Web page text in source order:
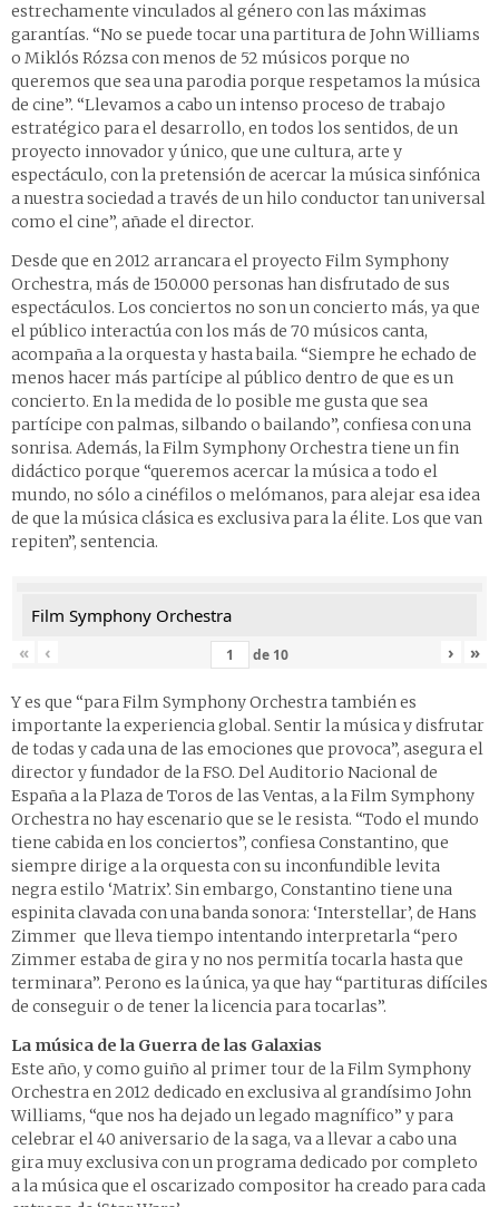
estrechamente vinculados al género con las máximas
garantías. “No se puede tocar una partitura de John Williams
o Miklós Rózsa con menos de 52 músicos porque no
queremos que sea una parodia porque respetamos la música
de cine”. “Llevamos a cabo un intenso proceso de trabajo
estratégico para el desarrollo, en todos los sentidos, de un
proyecto innovador y único, que une cultura, arte y
espectáculo, con la pretensión de acercar la música sinfónica
a nuestra sociedad a través de un hilo conductor tan universal
como el cine”, añade el director.
Desde que en 2012 arrancara el proyecto Film Symphony
Orchestra, más de 150.000 personas han disfrutado de sus
espectáculos. Los conciertos no son un concierto más, ya que
el público interactúa con los más de 70 músicos canta,
acompaña a la orquesta y hasta baila. “Siempre he echado de
menos hacer más partícipe al público dentro de que es un
concierto. En la medida de lo posible me gusta que sea
partícipe con palmas, silbando o bailando”, confiesa con una
sonrisa. Además, la Film Symphony Orchestra tiene un fin
didáctico porque “queremos acercar la música a todo el
mundo, no sólo a cinéfilos o melómanos, para alejar esa idea
de que la música clásica es exclusiva para la élite. Los que van
repiten”, sentencia.
Film Symphony Orchestra
«
‹ de 10 › »
Y es que “para Film Symphony Orchestra también es
importante la experiencia global. Sentir la música y disfrutar
de todas y cada una de las emociones que provoca”, asegura el
director y fundador de la FSO. Del Auditorio Nacional de
España a la Plaza de Toros de las Ventas, a la Film Symphony
Orchestra no hay escenario que se le resista. “Todo el mundo
tiene cabida en los conciertos”, confiesa Constantino, que
siempre dirige a la orquesta con su inconfundible levita
negra estilo ‘Matrix’. Sin embargo, Constantino tiene una
espinita clavada con una banda sonora: ‘Interstellar’, de Hans
Zimmer que lleva tiempo intentando interpretarla “pero
Zimmer estaba de gira y no nos permitía tocarla hasta que
terminara”. Perono es la única, ya que hay “partituras difíciles
de conseguir o de tener la licencia para tocarlas”.
La música de la Guerra de las Galaxias
Este año, y como guiño al primer tour de la Film Symphony
Orchestra en 2012 dedicado en exclusiva al grandísimo John
Williams, “que nos ha dejado un legado magnífico” y para
celebrar el 40 aniversario de la saga, va a llevar a cabo una
gira muy exclusiva con un programa dedicado por completo
a la música que el oscarizado compositor ha creado para cada